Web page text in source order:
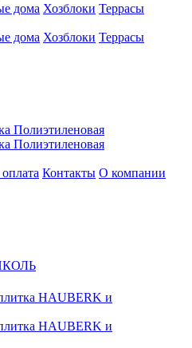
дома Хозблоки Террасы
дома Хозблоки Террасы
Полиэтиленовая
Полиэтиленовая
Контакты О компании
HAUBERK и
HAUBERK и